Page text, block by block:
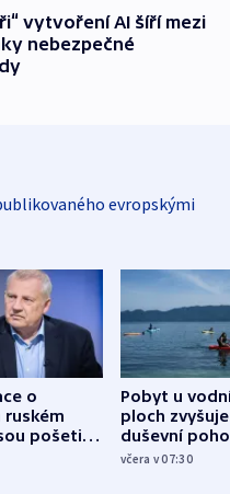
vytvoření AI šíří mezi
nebezpečné
evropskými
o
ruském
pošetilé,
Pobyt u
ploch zvyšuje
duševní
ukázala
včera v 07:30